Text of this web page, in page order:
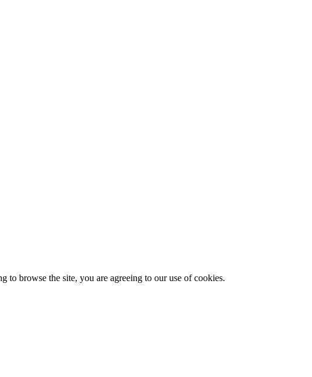
to browse the site, you are agreeing to our use of cookies.